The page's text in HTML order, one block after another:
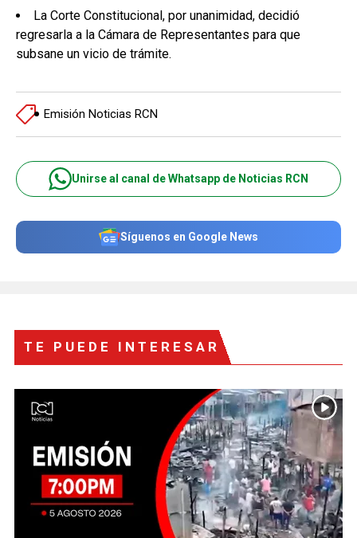
La Corte Constitucional, por unanimidad, decidió
regresarla a la Cámara de Representantes para que
subsane un vicio de trámite.
Emisión Noticias RCN
Unirse al canal de Whatsapp de Noticias RCN
Síguenos en Google News
TE PUEDE INTERESAR